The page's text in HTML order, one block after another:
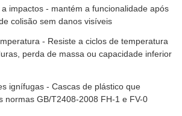
a impactos - mantém a funcionalidade após
colisão sem danos visíveis
- Resiste a ciclos de temperatura
perda de massa ou capacidade inferior
ignífugas - Cascas de plástico que
normas GB/T2408-2008 FH-1 e FV-0